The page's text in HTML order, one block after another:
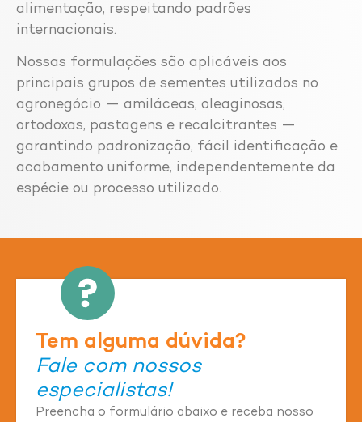
alimentação, respeitando padrões
internacionais.
Nossas formulações são aplicáveis aos
principais grupos de sementes utilizados no
agronegócio — amiláceas, oleaginosas,
ortodoxas, pastagens e recalcitrantes —
garantindo padronização, fácil identificação e
acabamento uniforme, independentemente da
espécie ou processo utilizado.
Tem alguma dúvida?
Fale com nossos
especialistas!
Preencha o formulário abaixo e receba nosso